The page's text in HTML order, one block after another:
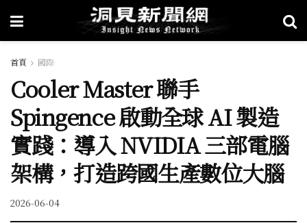
首頁 國際
Cooler Master 聯手
Spingence 啟動全球 AI 製造
實踐：導入 NVIDIA 三部電腦
架構，打造跨國生產數位大腦
2026-06-04